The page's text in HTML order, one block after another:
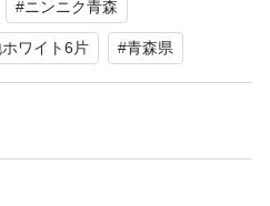
24粒
つきがあります。）
つき、皮剥け
#ニンニク青森
ワイト6片 #青森県